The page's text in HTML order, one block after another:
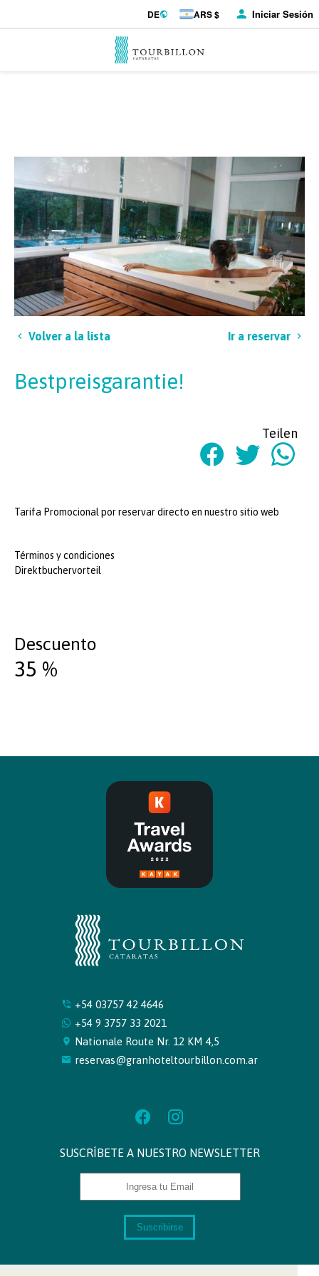
DE ARS $ Iniciar Sesión
Volver a la lista Ir a reservar
Bestpreisgarantie!
Teilen
Tarifa Promocional por reservar directo en nuestro sitio web
Términos y condiciones
Direktbuchervorteil
Descuento
35 %
+54 03757 42 4646
+54 9 3757 33 2021
Nationale Route Nr. 12 KM 4,5
reservas@granhoteltourbillon.com.ar
SUSCRÍBETE A NUESTRO NEWSLETTER
Suscribirse